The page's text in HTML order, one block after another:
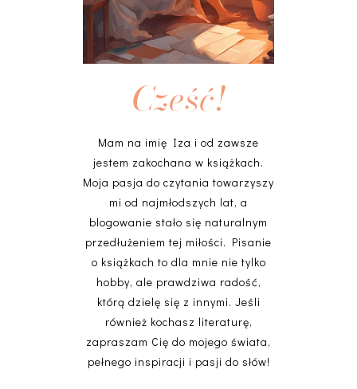
Cześć!
Mam na imię Iza i od zawsze
jestem zakochana w książkach.
Moja pasja do czytania towarzyszy
mi od najmłodszych lat, a
blogowanie stało się naturalnym
przedłużeniem tej miłości. Pisanie
o książkach to dla mnie nie tylko
hobby, ale prawdziwa radość,
którą dzielę się z innymi. Jeśli
również kochasz literaturę,
zapraszam Cię do mojego świata,
pełnego inspiracji i pasji do słów!